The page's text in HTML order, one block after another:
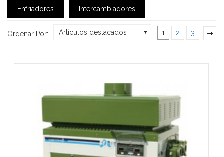
Enfriadores Intercambiadores
Ordenar Por: Artículos destacados 1 2 3